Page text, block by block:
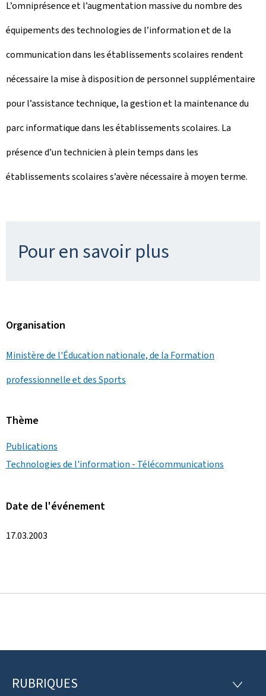
L’omniprésence et l’augmentation massive du nombre des
équipements des technologies de l’information et de la
communication dans les établissements scolaires rendent
nécessaire la mise à disposition de personnel supplémentaire
pour l’assistance technique, la gestion et la maintenance du
parc informatique dans les établissements scolaires. La
présence d’un technicien à plein temps dans les
établissements scolaires s’avère nécessaire à moyen terme.
Pour en savoir plus
Organisation
Ministère de l'Éducation nationale, de la Formation
professionnelle et des Sports
Thème
Publications
Technologies de l'information - Télécommunications
Date de l'événement
17.03.2003
P
RUBRIQUES
R